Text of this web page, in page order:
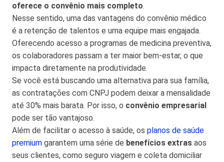
oferece o convênio mais completo.
Nesse sentido, uma das vantagens do convênio médico
é a retenção de talentos e uma equipe mais engajada.
Oferecendo acesso a programas de medicina preventiva,
os colaboradores passam a ter maior bem-estar, o que
impacta diretamente na produtividade.
Se você está buscando uma alternativa para sua família,
as contratações com CNPJ podem deixar a mensalidade
até 30% mais barata. Por isso, o convênio empresarial
pode ser tão vantajoso.
Além de facilitar o acesso à saúde, os planos de saúde
premium garantem uma série de benefícios extras aos
seus clientes, como seguro viagem e coleta domiciliar